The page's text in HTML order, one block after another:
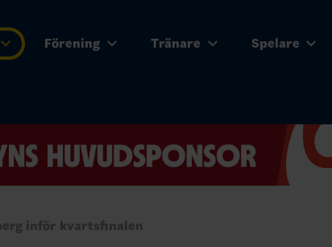
Förening Tränare Spelare
inför kvartsfinalen